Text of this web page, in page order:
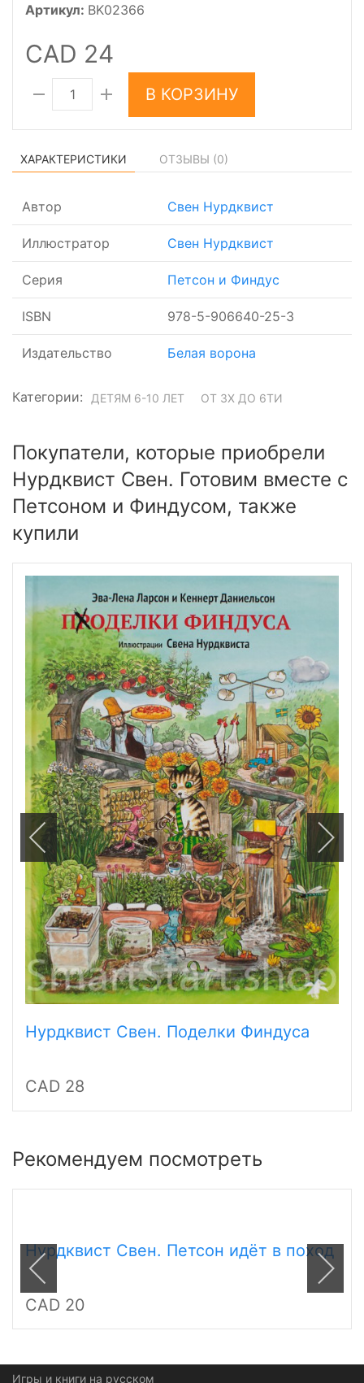
Артикул: BK02366
CAD 24
В КОРЗИНУ
ХАРАКТЕРИСТИКИ ОТЗЫВЫ (0)
Автор Свен Нурдквист
Иллюстратор Свен Нурдквист
Серия Петсон и Финдус
ISBN 978-5-906640-25-3
Издательство Белая ворона
Категории: ДЕТЯМ 6-10 ЛЕТ ОТ 3Х ДО 6ТИ
Покупатели, которые приобрели
Нурдквист Свен. Готовим вместе с
Петсоном и Финдусом, также
купили
Нурдквист Свен. Поделки Финдуса
CAD 28
Рекомендуем посмотреть
Нурдквист Свен. Петсон идёт в поход
CAD 20
Игры и книги на русском